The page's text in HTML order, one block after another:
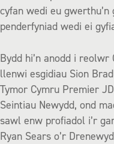
cyfan wedi eu gwerthu’n
penderfyniad wedi ei
Bydd hi’n anodd i reolwr
llenwi esgidiau Sion
Tymor Cymru Premier JD
Seintiau Newydd, ond
sawl enw profiadol i’r
Ryan Sears o’r